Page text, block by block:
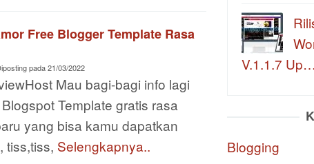
Free Blogger Template Rasa
pada21/03/2022
Mau bagi-bagi info lagi
Template gratis rasa
yang bisa kamu dapatkan
tiss,tiss, Selengkapnya..
V.1.1.7 Up…
Blogging